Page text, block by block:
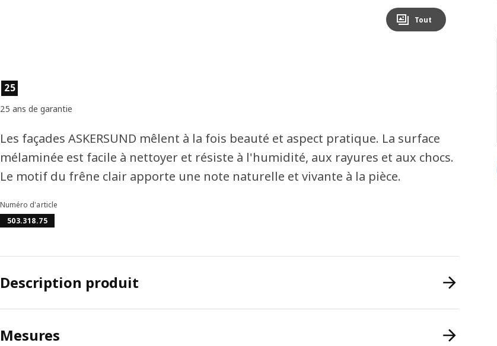
Tout
Caractéristiques du produit
25
25 ans de garantie
Les façades ASKERSUND mêlent à la fois beauté et aspect pratique. La surface
mélaminée est facile à nettoyer et résiste à l'humidité, aux rayures et aux chocs.
Le motif du frêne clair apporte une note naturelle et vivante à la pièce.
Numéro d'article
503.318.75
Description produit
Mesures